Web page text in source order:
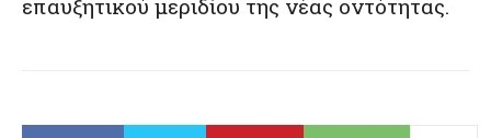
επαυξητικού μεριδίου της νέας οντότητας.